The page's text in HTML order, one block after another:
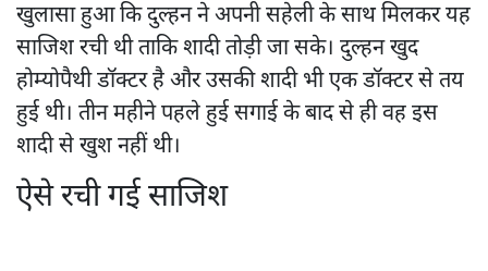
खुलासा हुआ कि दुल्हन ने अपनी सहेली के साथ मिलकर यह
साजिश रची थी ताकि शादी तोड़ी जा सके। दुल्हन खुद
होम्योपैथी डॉक्टर है और उसकी शादी भी एक डॉक्टर से तय
हुई थी। तीन महीने पहले हुई सगाई के बाद से ही वह इस
शादी से खुश नहीं थी।
ऐसे रची गई साजिश